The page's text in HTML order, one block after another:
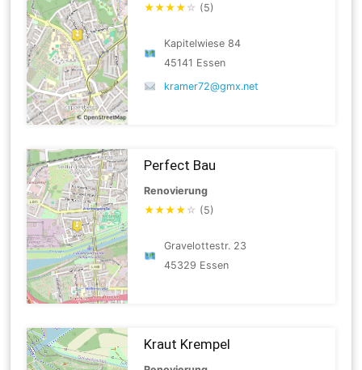
★★★★ ☆ (5)
Kapitelwiese 84
45141 Essen
kramer72@gmx.net
Perfect Bau
Renovierung
★★★★ ☆ (5)
Gravelottestr. 23
45329 Essen
Kraut Krempel